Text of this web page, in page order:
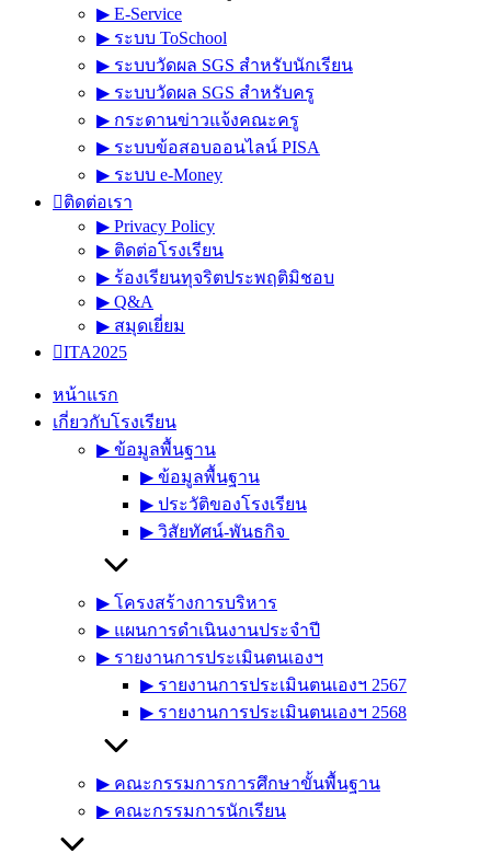
▶︎ E-Service
▶︎ ระบบ ToSchool
▶︎ ระบบวัดผล SGS สำหรับนักเรียน
▶︎ ระบบวัดผล SGS สำหรับครู
▶︎ กระดานข่าวแจ้งคณะครู
▶︎ ระบบข้อสอบออนไลน์ PISA
▶︎ ระบบ e-Money
ติดต่อเรา
▶︎ Privacy Policy
▶︎ ติดต่อโรงเรียน
▶︎ ร้องเรียนทุจริตประพฤติมิชอบ
▶︎ Q&A
▶︎ สมุดเยี่ยม
ITA2025
หน้าแรก
เกี่ยวกับโรงเรียน
▶︎ ข้อมูลพื้นฐาน
▶︎ ข้อมูลพื้นฐาน
▶︎ ประวัติของโรงเรียน
▶︎ วิสัยทัศน์-พันธกิจ
▶︎ โครงสร้างการบริหาร
▶︎ แผนการดำเนินงานประจำปี
▶︎ รายงานการประเมินตนเองฯ
▶︎ รายงานการประเมินตนเองฯ 2567
▶︎ รายงานการประเมินตนเองฯ 2568
▶︎ คณะกรรมการการศึกษาขั้นพื้นฐาน
▶︎ คณะกรรมการนักเรียน